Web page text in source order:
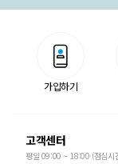
가입하기
고객센터
평일 09:00 ~ 18:00 (점심시